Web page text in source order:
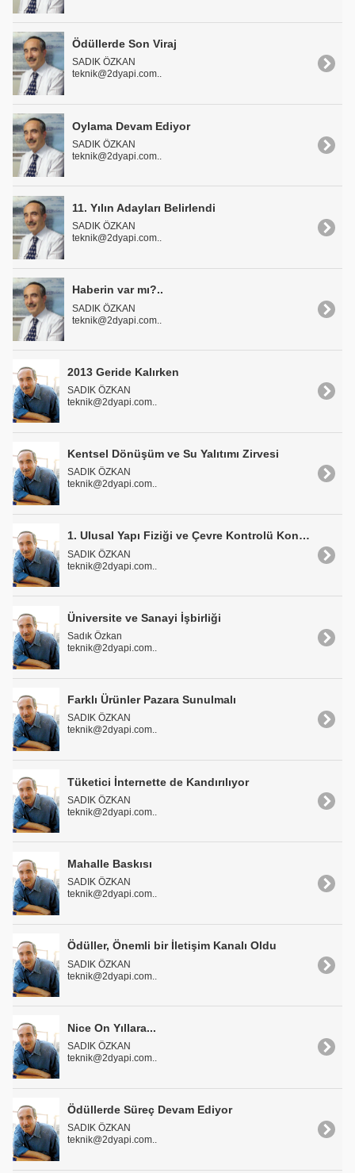
Ödüllerde Son Viraj
SADIK ÖZKAN
teknik@2dyapi.com..
Oylama Devam Ediyor
SADIK ÖZKAN
teknik@2dyapi.com..
11. Yılın Adayları Belirlendi
SADIK ÖZKAN
teknik@2dyapi.com..
Haberin var mı?..
SADIK ÖZKAN
teknik@2dyapi.com..
2013 Geride Kalırken
SADIK ÖZKAN
teknik@2dyapi.com..
Kentsel Dönüşüm ve Su Yalıtımı Zirvesi
SADIK ÖZKAN
teknik@2dyapi.com..
1. Ulusal Yapı Fiziği ve Çevre Kontrolü Kongresi
SADIK ÖZKAN
teknik@2dyapi.com..
Üniversite ve Sanayi İşbirliği
Sadık Özkan
teknik@2dyapi.com..
Farklı Ürünler Pazara Sunulmalı
SADIK ÖZKAN
teknik@2dyapi.com..
Tüketici İnternette de Kandırılıyor
SADIK ÖZKAN
teknik@2dyapi.com..
Mahalle Baskısı
SADIK ÖZKAN
teknik@2dyapi.com..
Ödüller, Önemli bir İletişim Kanalı Oldu
SADIK ÖZKAN
teknik@2dyapi.com..
Nice On Yıllara...
SADIK ÖZKAN
teknik@2dyapi.com..
Ödüllerde Süreç Devam Ediyor
SADIK ÖZKAN
teknik@2dyapi.com..